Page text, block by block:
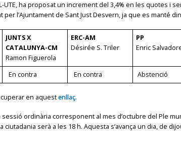
ha proposat un increment del 3,4% en les quotes i
l’Ajuntament de Sant Just Desvern, ja que es manté
JUNTS X
CATALUNYA-CM
Ramon Figuerola
ERC-AM
Désirée S. Triler
PP
Enric
En contra En contra Abstenció
en aquestenllaç.
ordinària corresponent al mes d’octubre del Ple
serà a les 18 h. Aquesta s’avança un dia, de